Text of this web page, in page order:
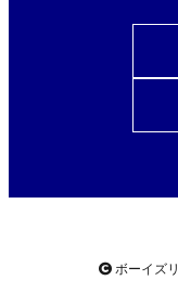
ボーイズ